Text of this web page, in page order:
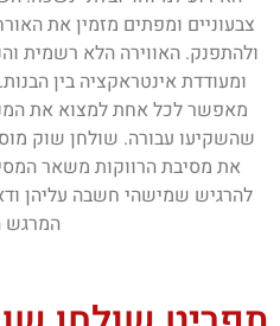
צבעוניים ומפתים מזמין את
ולהתפנק. האווירה הלא רשמית
ומעודדת אינטראקציה בין
מאפשר לכל אחת למצוא את
שהשקיעו עבורה. שולחן שוק
את מסיבת הרווקות משאר
להרגיש שמישהי חשבה עליהן
המרגש